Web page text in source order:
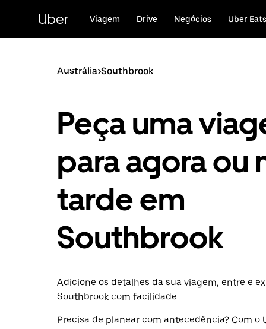
conteúdo
Uber Viagem Drive Negócios Uber Eats
Austrália>Southbrook
Peça uma
para agora ou
tarde em
Southbrook
Adicione os detalhes da sua viagem, entre e
Southbrook com facilidade.
Precisa de planear com antecedência? Com o